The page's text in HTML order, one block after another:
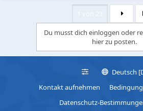
Du musst dich einloggen oder
hier zu posten.
Deutsch
Kontakt aufnehmen
Datenschutz-